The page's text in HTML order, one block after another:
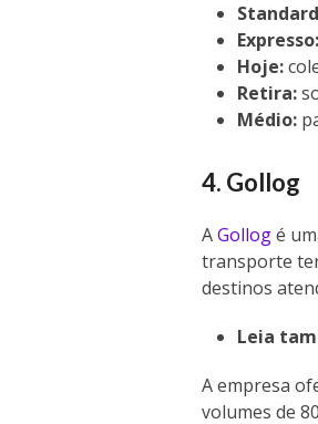
Expresso:
Hoje:
Retira:
Médio:
4. Gollog
AGollogé
transporte
destinos
Leia
A empresa
volumes de